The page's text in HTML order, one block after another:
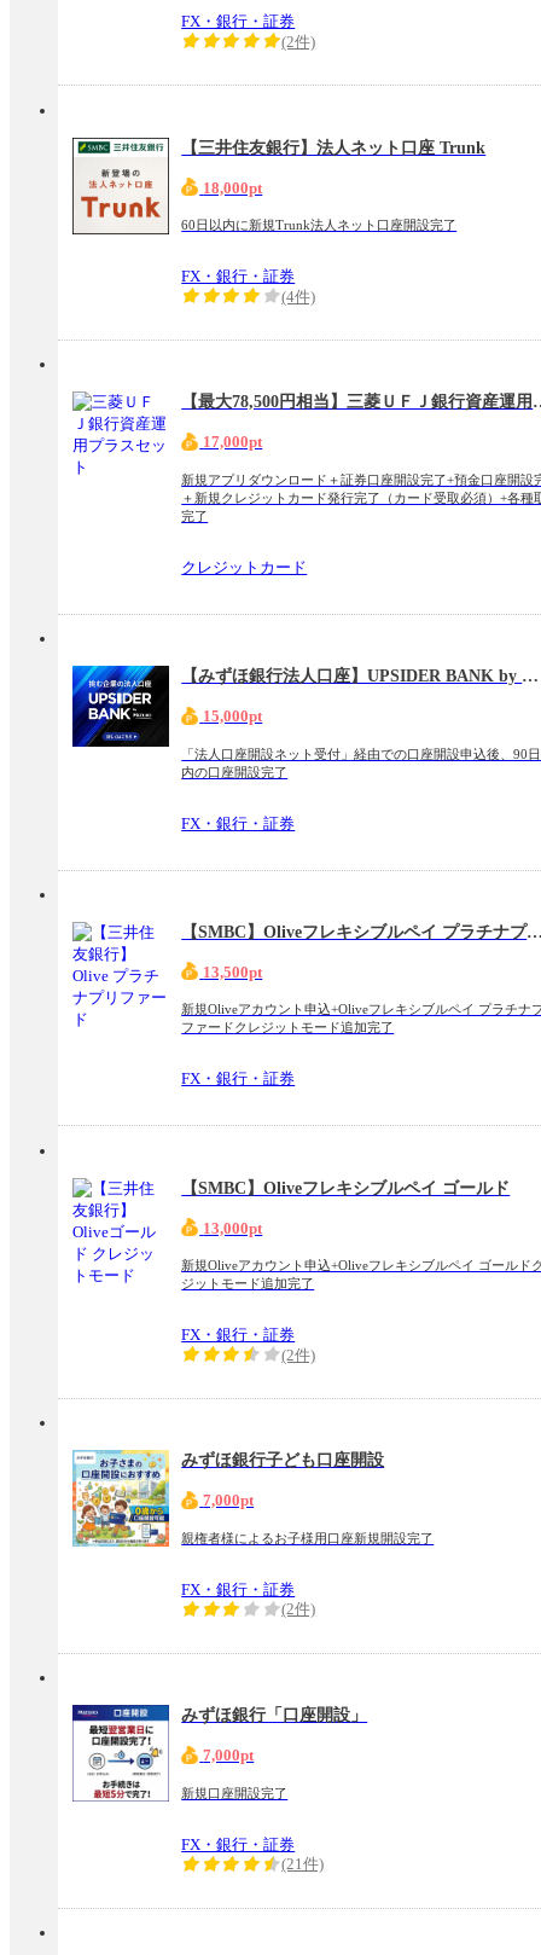
FX・銀行・証券
(2件)
【三井住友銀行】法人ネット口座 Trunk
18,000pt
60日以内に新規Trunk法人ネット口座開設完了
FX・銀行・証券
(4件)
【最大78,500円
17,000pt
新規アプリダウンロード＋証券口座開設完了+預金口座開設
＋新規クレジットカード発行完了（カード受取必須）+各種
完了
クレジットカード
【みずほ銀行法人口座】UPSIDER BANK by MIZUHO
15,000pt
「法人口座開設ネット受付」経由での口座開設申込後、90
内の口座開設完了
FX・銀行・証券
【SMBC】Oliveフレキシブルペイ プラ
13,500pt
新規Oliveアカウント申込+Oliveフレキシブルペイ プラチナ
ファードクレジットモード追加完了
FX・銀行・証券
【SMBC】Oliveフレキシブルペイ ゴールド
13,000pt
新規Oliveアカウント申込+Oliveフレキシブルペイ ゴールド
ジットモード追加完了
FX・銀行・証券
(2件)
みずほ銀行子ども口座開設
7,000pt
親権者様によるお子様用口座新規開設完了
FX・銀行・証券
(2件)
みずほ銀行「口座開設」
7,000pt
新規口座開設完了
FX・銀行・証券
(21件)